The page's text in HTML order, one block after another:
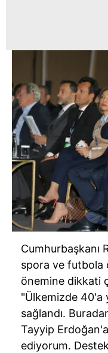
Cumhurbaşkanı
spora ve futbola
önemine dikkati
"Ülkemizde 40'a
sağlandı.
Tayyip
ediyorum.